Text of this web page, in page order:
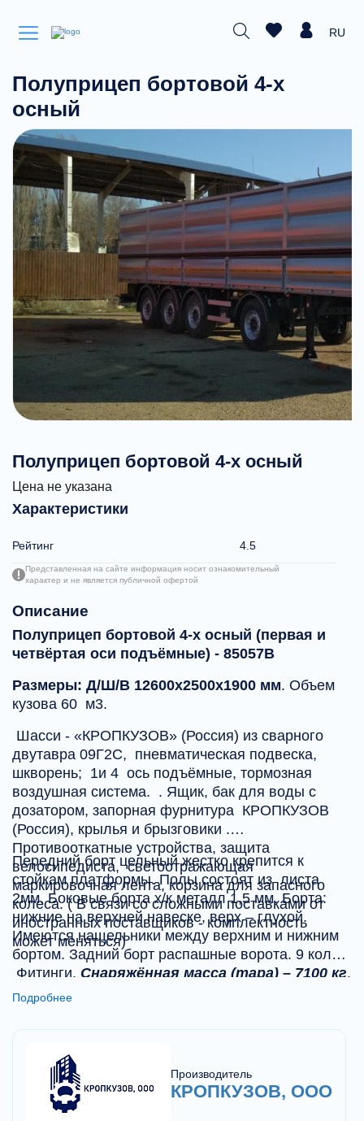
RU
Полуприцеп бортовой 4-х
осный
Полуприцеп бортовой 4-х осный
Цена не указана
Характеристики
Рейтинг 4.5
Представленная на сайте информация носит ознакомительный
характер и не является публичной офертой
Описание
Полуприцеп бортовой 4-х осный (первая и
четвёртая оси подъёмные) - 85057В
Размеры: Д/Ш/В 12600х2500х1900 мм. Объем
кузова 60 м3.
Шасси - «КРОПКУЗОВ» (Россия) из сварного
двутавра 09Г2С, пневматическая подвеска,
шкворень; 1и 4 ось подъёмные, тормозная
воздушная система. . Ящик, бак для воды с
дозатором, запорная фурнитура КРОПКУЗОВ
(Россия), крылья и брызговики .
Противооткатные устройства, защита
велосипедиста, светоотражающая
маркировочная лента, корзина для запасного
колеса. ( В связи со сложными поставками от
иностранных поставщиков - комплектность
может меняться)
Передний борт цельный жестко крепится к
стойкам платформы. Полы состоят из листа
2мм. Боковые борта х/к металл 1,5 мм. Борта:
нижние на верхней навеске, верх – глухой.
Имеются нащельники между верхним и нижним
бортом. Задний борт распашные ворота. 9 колёс.
Фитинги. Снаряжённая масса (тара) – 7100 кг.
Краска и грунтовка ЯРЛИ. Цвет – серый. Полог с
Подробнее
Производитель
КРОПКУЗОВ, ООО